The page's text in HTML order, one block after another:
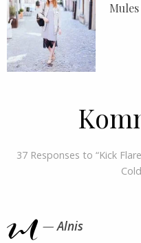
37 Responses to “Kick
Alnis